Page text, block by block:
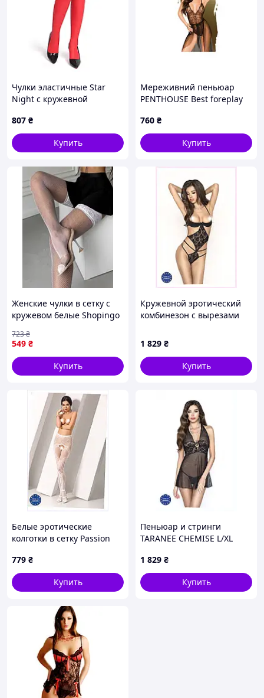
Чулки эластичные Star
Night с кружевной
выхода красные XS-L с
матовым эффектом
807 ₴
Купить
Мереживний пеньюар
PENTHOUSE Best foreplay
760 ₴
Купить
Женские чулки в сетку с
кружевом белые Shopingo
мереживом білі
549 ₴
723₴
Купить
Кружевной эротический
комбинезон с вырезами
1 829 ₴
Купить
Белые эротические
колготки в сетку Passion
779 ₴
Купить
Пеньюар и стринги
TARANEE CHEMISE L/XL
9MM571H15
1 829 ₴
Купить